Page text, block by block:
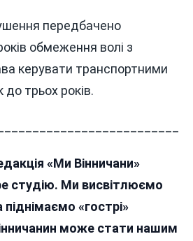
передбачено
обмеження волі з
керувати транспортними
трьох років.
«Ми Вінничани»
студію. Ми висвітлюємо
«гострі»
може стати нашим